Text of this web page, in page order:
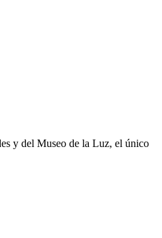
y del Museo de la Luz, el único